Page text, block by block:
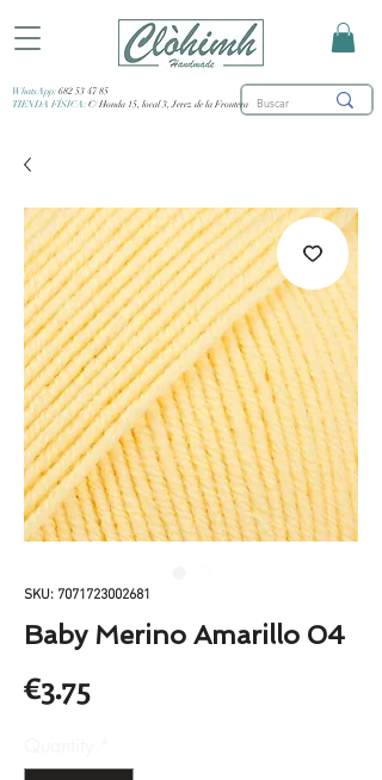
WhatsApp: 682 53 47 85
TIENDA FÍSICA: C/ Honda 15, local 3, Jerez de la Frontera
SKU: 7071723002681
Baby Merino Amarillo 04
€3.75Price